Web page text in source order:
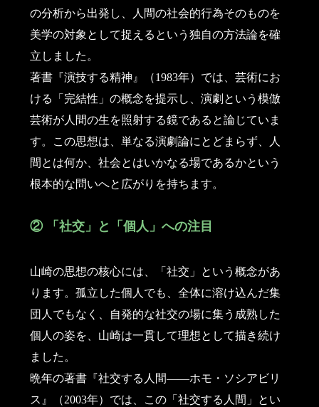
の分析から出発し、人間の社会的行為そのものを
美学の対象として捉えるという独自の方法論を確
立しました。
著書『演技する精神』（1983年）では、芸術にお
ける「完結性」の概念を提示し、演劇という模倣
芸術が人間の生を照射する鏡であると論じていま
す。この思想は、単なる演劇論にとどまらず、人
間とは何か、社会とはいかなる場であるかという
根本的な問いへと広がりを持ちます。
② 「社交」と「個人」への注目
山崎の思想の核心には、「社交」という概念があ
ります。孤立した個人でも、全体に溶け込んだ集
団人でもなく、自発的な社交の場に集う成熟した
個人の姿を、山崎は一貫して理想として描き続け
ました。
晩年の著書『社交する人間――ホモ・ソシアビリ
ス』（2003年）では、この「社交する人間」とい